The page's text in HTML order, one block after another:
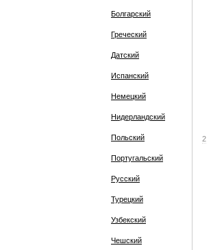
Болгарский
Греческий
Датский
Испанский
Немецкий
Нидерландский
Польский
Португальский
Русский
Турецкий
Узбекский
Чешский
2